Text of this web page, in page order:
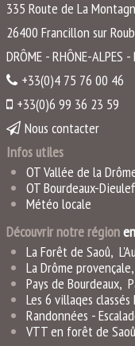
335 Route de La
26400 Francillon sur
DRÔME - RHÔNE-ALPES -
+33(0)4 75 76 00 46
+33(0)6 99 36 23 59
Nous contacter
Infos utiles
OT Vallée de la
OT Bourdeaux-
Météo locale
Découvrir notre région
La Forêt de Saoû,
La Drôme provençale,
Pays de Bourdeaux,
Les 6 villages
Randonnées -
VTT en forêt de Saoû